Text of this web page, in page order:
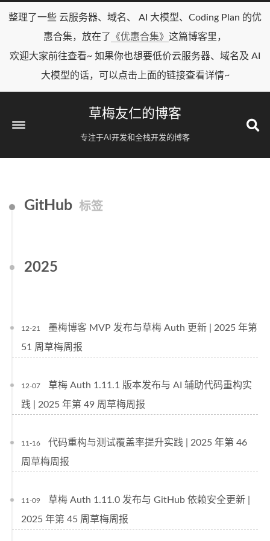
整理了一些 云服务器、域名、 AI 大模型、Coding Plan 的优
惠合集，放在了
《优惠合集》 这篇博客里，
欢迎大家前往查看~ 如果你也想要低价云服务器、域名及 AI
大模型的话，可以点击上面的链接查看详情~
草梅友仁的博客
专注于AI开发和全栈开发的博客
GitHub 标签
2025
12-21
墨梅博客 MVP 发布与草梅 Auth 更新 | 2025 年第
51 周草梅周报
12-07
草梅 Auth 1.11.1 版本发布与 AI 辅助代码重构实
践 | 2025 年第 49 周草梅周报
11-16
代码重构与测试覆盖率提升实践 | 2025 年第 46
周草梅周报
11-09
草梅 Auth 1.11.0 发布与 GitHub 依赖安全更新 |
2025 年第 45 周草梅周报